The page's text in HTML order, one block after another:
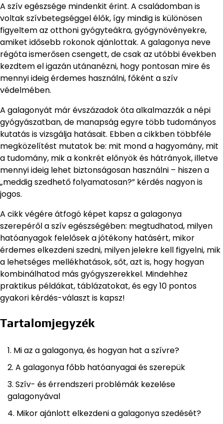
A szív egészsége mindenkit érint. A családomban is
voltak szívbetegséggel élők, így mindig is különösen
figyeltem az otthoni gyógyteákra, gyógynövényekre,
amiket idősebb rokonok ajánlottak. A galagonya neve
régóta ismerősen csengett, de csak az utóbbi években
kezdtem el igazán utánanézni, hogy pontosan mire és
mennyi ideig érdemes használni, főként a szív
védelmében.
A galagonyát már évszázadok óta alkalmazzák a népi
gyógyászatban, de manapság egyre több tudományos
kutatás is vizsgálja hatásait. Ebben a cikkben többféle
megközelítést mutatok be: mit mond a hagyomány, mit
a tudomány, mik a konkrét előnyök és hátrányok, illetve
mennyi ideig lehet biztonságosan használni – hiszen a
„meddig szedhető folyamatosan?” kérdés nagyon is
jogos.
A cikk végére átfogó képet kapsz a galagonya
szerepéről a szív egészségében: megtudhatod, milyen
hatóanyagok felelősek a jótékony hatásért, mikor
érdemes elkezdeni szedni, milyen jelekre kell figyelni, mik
a lehetséges mellékhatások, sőt, azt is, hogy hogyan
kombinálhatod más gyógyszerekkel. Mindehhez
praktikus példákat, táblázatokat, és egy 10 pontos
gyakori kérdés-választ is kapsz!
Tartalomjegyzék
Mi az a galagonya, és hogyan hat a szívre?
A galagonya főbb hatóanyagai és szerepük
Szív- és érrendszeri problémák kezelése
galagonyával
Mikor ajánlott elkezdeni a galagonya szedését?